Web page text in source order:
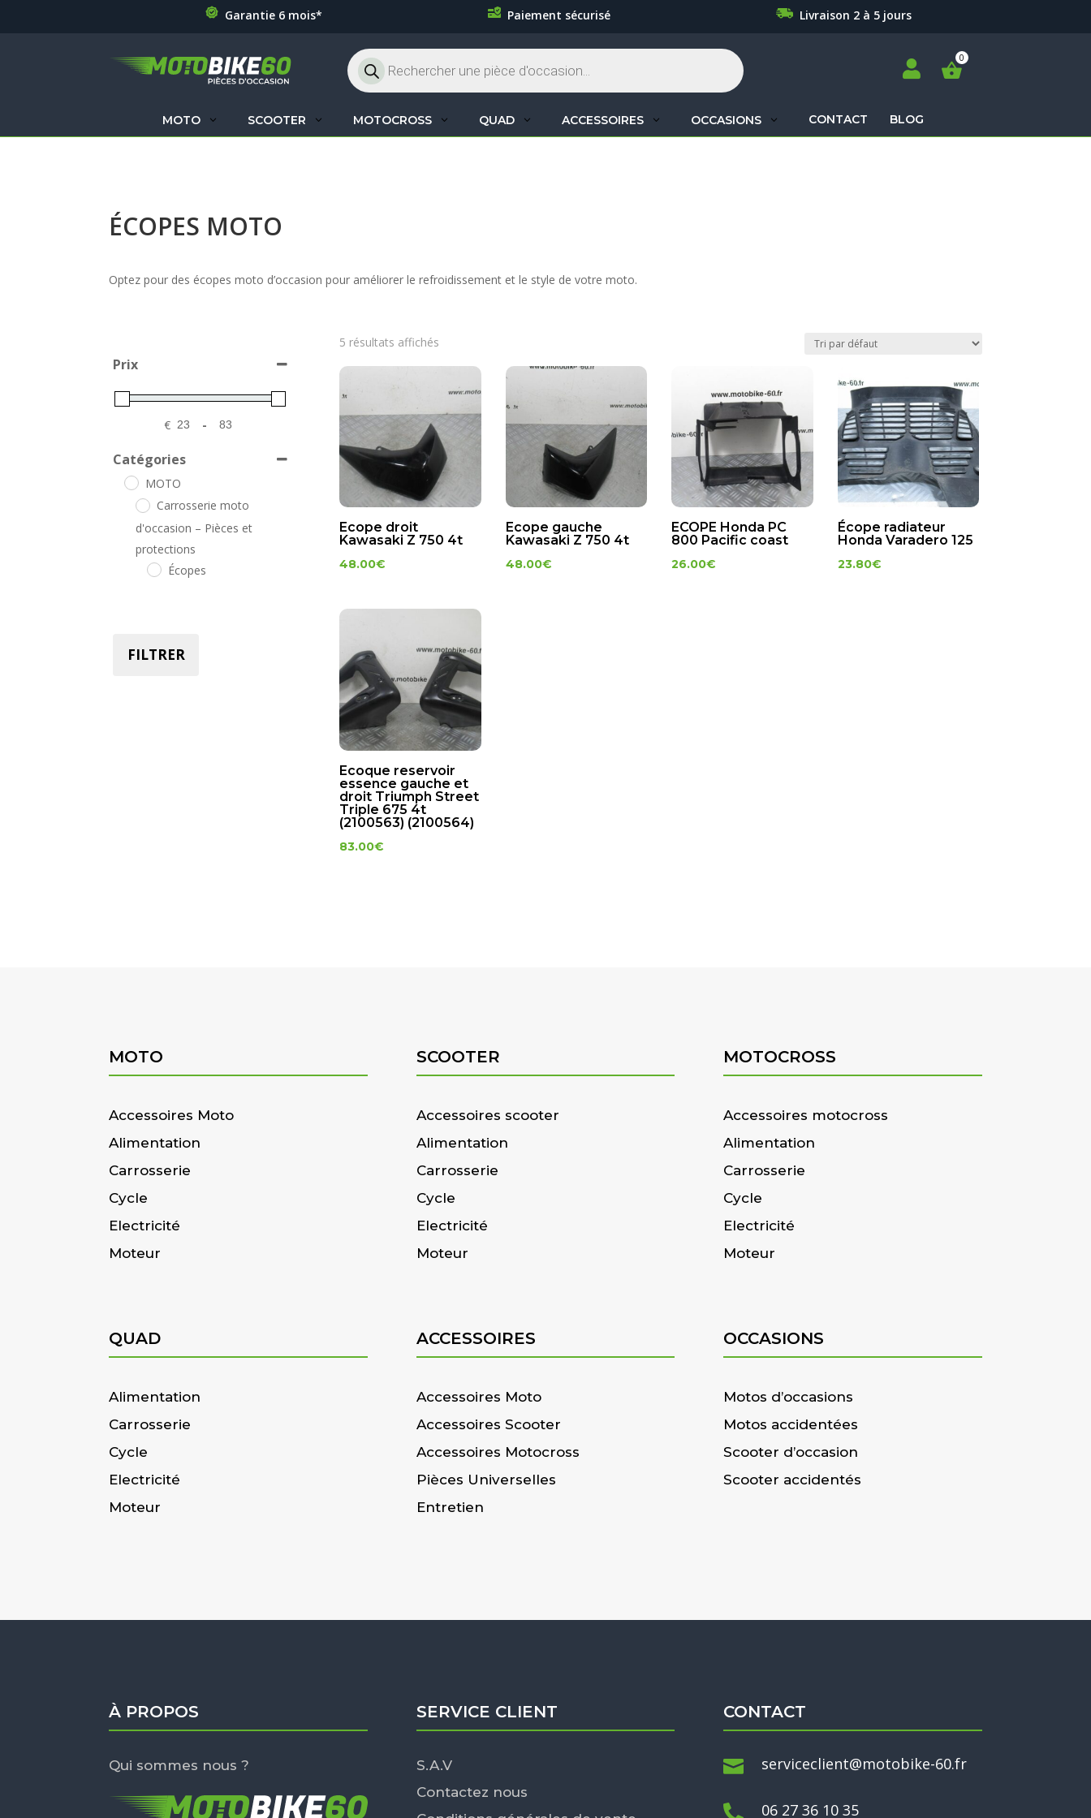
Garantie 6 mois* Paiement sécurisé Livraison 2 à 5 jours
Recherche
de
produits

MOTO SCOOTER MOTOCROSS QUAD ACCESSOIRES OCCASIONS CONTACT BLOG
ÉCOPES MOTO
Optez pour des écopes moto d’occasion pour améliorer le refroidissement et le style de votre moto.
Prix
€
Minimum Price
-
Maximum Price
Catégories
MOTO
Carrosserie moto
d'occasion – Pièces et
protections
Écopes
FILTRER
5 résultats affichés
Ecope droit
Kawasaki Z 750 4t
48.00€
Ecope gauche
Kawasaki Z 750 4t
48.00€
ECOPE Honda PC
800 Pacific coast
26.00€
Écope radiateur
Honda Varadero 125
23.80€
Ecoque reservoir
essence gauche et
droit Triumph Street
Triple 675 4t
(2100563) (2100564)
83.00€
MOTO
Accessoires Moto
Alimentation
Carrosserie
Cycle
Electricité
Moteur
SCOOTER
Accessoires scooter
Alimentation
Carrosserie
Cycle
Electricité
Moteur
MOTOCROSS
Accessoires motocross
Alimentation
Carrosserie
Cycle
Electricité
Moteur
QUAD
Alimentation
Carrosserie
Cycle
Electricité
Moteur
ACCESSOIRES
Accessoires Moto
Accessoires Scooter
Accessoires Motocross
Pièces Universelles
Entretien
OCCASIONS
Motos d’occasions
Motos accidentées
Scooter d’occasion
Scooter accidentés
À PROPOS
Qui sommes nous ?
SERVICE CLIENT
S.A.V
Contactez nous
CONTACT
 serviceclient@motobike-60.fr
 06 27 36 10 35